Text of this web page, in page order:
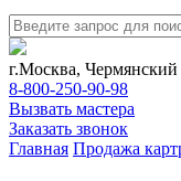
г.Москва, Чермянский
8-800-250-90-98
Вызвать мастера
Заказать звонок
Главная Продажа